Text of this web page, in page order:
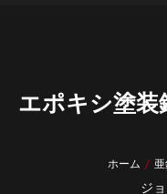
エポキシ塗
ホーム /
ジ